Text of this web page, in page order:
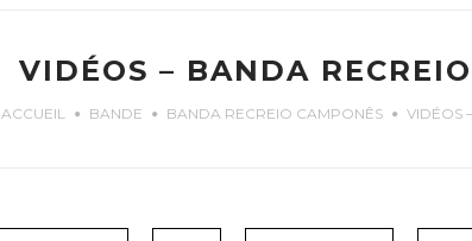
VIDÉOS – BANDA
ACCUEIL BANDE BANDA RECREIO CAMPONÊS VIDÉOS